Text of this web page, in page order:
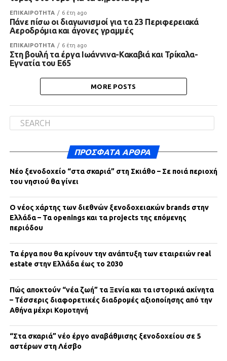
ΕΠΙΚΑΙΡΟΤΗΤΑ 6 έτη ago
Πάνε πίσω οι διαγωνισμοί για τα 23 Περιφερειακά
Αεροδρόμια και άγονες γραμμές
ΕΠΙΚΑΙΡΟΤΗΤΑ 6 έτη ago
Στη βουλή τα έργα Ιωάννινα-Κακαβιά και Τρίκαλα-
Εγνατία του Ε65
MORE POSTS
ΠΡΌΣΦΑΤΑ ΆΡΘΡΑ
Νέο ξενοδοχείο “στα σκαριά” στη Σκιάθο – Σε ποιά περιοχή
του νησιού θα γίνει
Ο νέος χάρτης των διεθνών ξενοδοχειακών brands στην
Ελλάδα – Τα openings και τα projects της επόμενης
περιόδου
Τα έργα που θα κρίνουν την ανάπτυξη των εταιρειών real
estate στην Ελλάδα έως το 2030
Πώς αποκτούν “νέα ζωή” τα Ξενία και τα ιστορικά ακίνητα
– Τέσσερις διαφορετικές διαδρομές αξιοποίησης από την
Αθήνα μέχρι Κομοτηνή
“Στα σκαριά” νέο έργο αναβάθμισης ξενοδοχείου σε 5
αστέρων στη Λέσβο